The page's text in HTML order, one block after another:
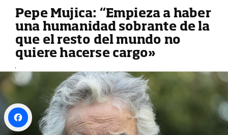
Pepe Mujica: “Empieza a haber
una humanidad sobrante de la
que el resto del mundo no
quiere hacerse cargo»